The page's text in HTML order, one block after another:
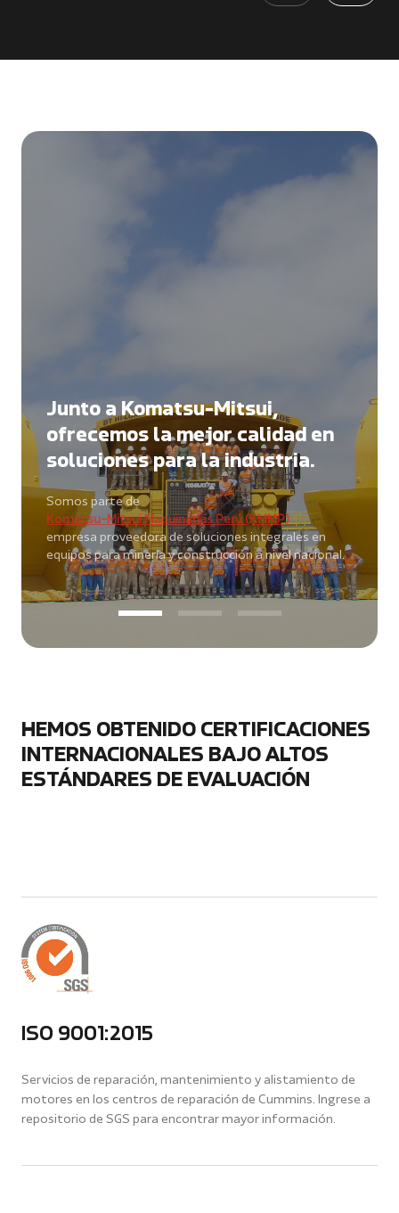
Junto a Komatsu-Mitsui,
ofrecemos la mejor calidad en
soluciones para la industria.
Somos parte de
Komatsu-Mitsui Maquinarias Perú (KMMP)
empresa proveedora de soluciones integrales en
equipos para minería y construcción a nivel nacional.
HEMOS OBTENIDO CERTIFICACIONES
INTERNACIONALES BAJO ALTOS
ESTÁNDARES DE EVALUACIÓN
ISO 9001:2015
Servicios de reparación, mantenimiento y alistamiento de
motores en los centros de reparación de Cummins. Ingrese a
repositorio de SGS para encontrar mayor información.